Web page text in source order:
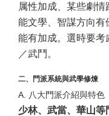
属性加成、某些劇
能文學、智謀方向有
能有加成。選時要考
／武鬥。
二、門派系統與武學修煉
A. 八大門派介紹與特色
少林、武當、華山等